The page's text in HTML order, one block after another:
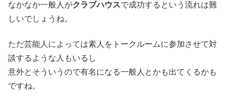
なかなか一般人がクラブハウスで成功するという流れは難
しいでしょうね。
ただ芸能人によっては素人をトークルームに参加させて対
談するような人もいるし
意外とそういうので有名になる一般人とかも出てくるかも
ですね。